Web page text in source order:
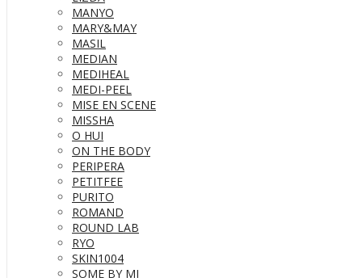
MANYO
MARY&MAY
MASIL
MEDIAN
MEDIHEAL
MEDI-PEEL
MISE EN SCENE
MISSHA
O HUI
ON THE BODY
PERIPERA
PETITFEE
PURITO
ROMAND
ROUND LAB
RYO
SKIN1004
SOME BY MI